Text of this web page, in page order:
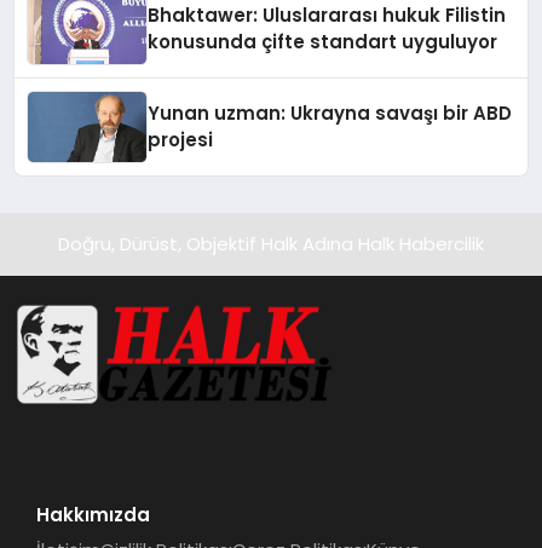
Bhaktawer: Uluslararası hukuk Filistin
konusunda çifte standart uyguluyor
Yunan uzman: Ukrayna savaşı bir ABD
projesi
Doğru, Dürüst, Objektif Halk Adına Halk Habercilik
Hakkımızda